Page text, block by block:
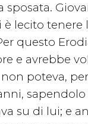
sposata.
è lecito
questo
e avrebbe
poteva,
su di lui; e